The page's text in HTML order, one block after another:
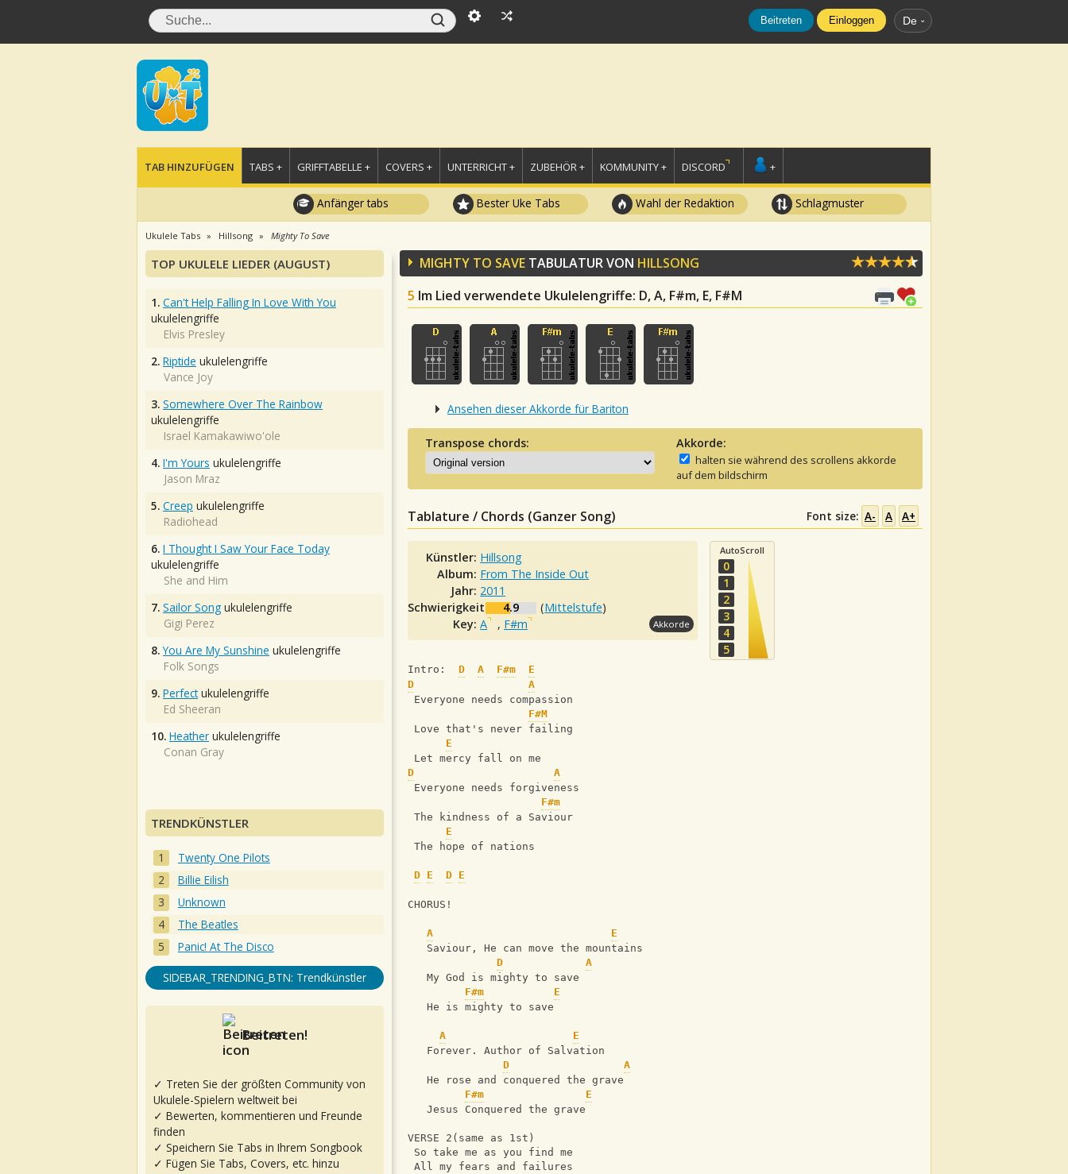
Beitreten Einloggen De
TAB HINZUFÜGEN TABS + GRIFFTABELLE + COVERS + UNTERRICHT + ZUBEHÖR + KOMMUNITY + DISCORD +
Anfänger tabs Bester Uke Tabs Wahl der Redaktion Schlagmuster
Ukulele Tabs Hillsong Mighty To Save
MIGHTY TO SAVE TABULATUR VON HILLSONG
5 Im Lied verwendete Ukulelengriffe: D, A, F#m, E, F#M
Ansehen dieser Akkorde für Bariton
Transpose chords: Akkorde:
halten sie während des scrollens akkorde
auf dem bildschirm
Tablature / Chords (Ganzer Song) Font size: A- A A+
Künstler: Hillsong
Album: From The Inside Out
Jahr: 2011
Schwierigkeit:
4.9 (Mittelstufe)
Key:A , F#m Akkorde
AutoScroll
0
1
2
3
4
5
Intro: D A F#m
E
D
A
Everyone needs compassion
F#M
Love that's never failing
E
Let mercy fall on me
D
A
Everyone needs forgiveness
F#m
The kindness of a Saviour
E
The hope of nations
D E D E
CHORUS!
A
E
   Saviour, He can move the mountains
D
A
   My God is mighty to save
F#m
E
   He is mighty to save
A
E
   Forever. Author of Salvation
D
A
   He rose and conquered the grave
F#m
E
   Jesus Conquered the grave
VERSE 2(same as 1st)
So take me as you find me
All my fears and failures
TOP UKULELE LIEDER (AUGUST)
1. Can't Help Falling In Love With You
ukulelengriffe
Elvis Presley
2. Riptide ukulelengriffe
Vance Joy
3. Somewhere Over The Rainbow
ukulelengriffe
Israel Kamakawiwo'ole
4. I'm Yours ukulelengriffe
Jason Mraz
5. Creep ukulelengriffe
Radiohead
6. I Thought I Saw Your Face Today
ukulelengriffe
She and Him
7. Sailor Song ukulelengriffe
Gigi Perez
8. You Are My Sunshine ukulelengriffe
Folk Songs
9. Perfectukulelengriffe
Ed Sheeran
10. Heather ukulelengriffe
Conan Gray
TRENDKÜNSTLER
Twenty One Pilots
Billie Eilish
Unknown
The Beatles
Panic! At The Disco
SIDEBAR_TRENDING_BTN: Trendkünstler
Beitreten!
✓ Treten Sie der größten Community von
Ukulele-Spielern weltweit bei
✓ Bewerten, kommentieren und Freunde
finden
✓ Speichern Sie Tabs in Ihrem Songbook
✓ Fügen Sie Tabs, Covers, etc. hinzu